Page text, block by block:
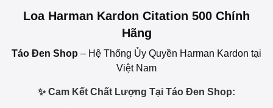
Loa Harman Kardon Citation 500 Chính
Hãng
Táo Đen Shop – Hệ Thống Ủy Quyền Harman Kardon tại
Việt Nam
✨ Cam Kết Chất Lượng Tại Táo Đen Shop: